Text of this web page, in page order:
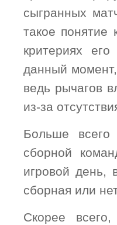
сыгранных
такое понятие
критериях
данный
ведь рычагов
из-за
Больше
сборной
игровой день,
сборная или
Скорее